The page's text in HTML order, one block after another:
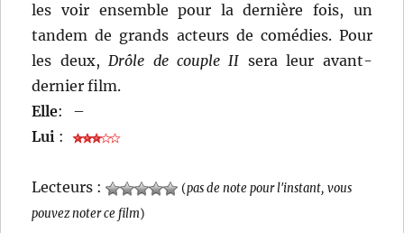
les voir ensemble pour la dernière fois, un
tandem de grands acteurs de comédies. Pour
les deux,Drôle de couple II sera leur avant-
dernier film.
Elle:
–
Lui :
Lecteurs : (pas de note pour l'instant, vous
pouvez noter ce film)